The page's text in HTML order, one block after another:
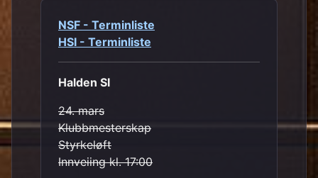
NSF - Terminliste
HSI - Terminliste
Halden SI
24. mars
Klubbmesterskap
Styrkeløft
Innveiing kl. 17:00